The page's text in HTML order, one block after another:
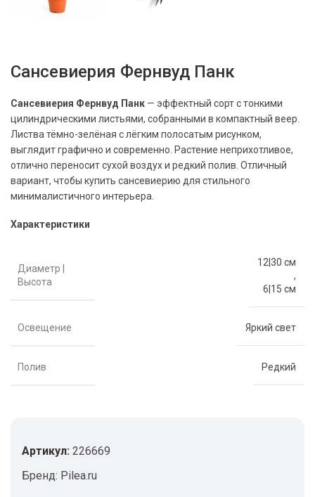
Сансевиерия Фернвуд Панк
Сансевиерия Фернвуд Панк — эффектный сорт с тонкими
цилиндрическими листьями, собранными в компактный веер.
Листва тёмно-зелёная с лёгким полосатым рисунком,
выглядит графично и современно. Растение неприхотливое,
отлично переносит сухой воздух и редкий полив. Отличный
вариант, чтобы купить сансевиерию для стильного
минималистичного интерьера.
Характеристики
Диаметр |
Высота
12|30 см
,
6|15 см
Освещение Яркий свет
Полив Редкий
Артикул: 226669
Бренд: Pilea.ru